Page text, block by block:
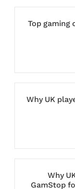
Top gaming
Why UK
Why
GamStop